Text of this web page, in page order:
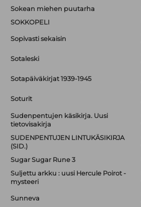
Sokean miehen puutarha
SOKKOPELI
Sopivasti sekaisin
Sotaleski
Sotapäiväkirjat 1939-1945
Soturit
Sudenpentujen käsikirja. Uusi
tietovisakirja
SUDENPENTUJEN LINTUKÄSIKIRJA
(SID.)
Sugar Sugar Rune 3
Suljettu arkku : uusi Hercule Poirot -
mysteeri
Sunneva